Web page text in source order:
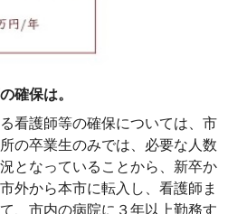
確保は。
看護師等の確保については、市
の卒業生のみでは、必要な人数
となっていることから、新卒か
外から本市に転入し、看護師ま
、市内の病院に３年以上勤務す